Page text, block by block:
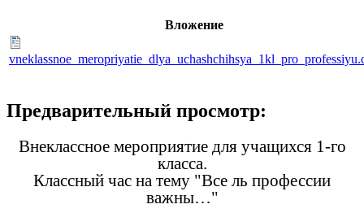
Вложение
Предварительный просмотр:
Внеклассное мероприятие для учащихся 1-го
класса.
Классный час на тему "Все ль профессии
важны…"